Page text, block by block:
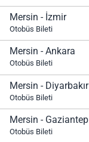
Mersin - İzmir
Otobüs Bileti
Mersin - Ankara
Otobüs Bileti
Mersin - Diyarbakır
Otobüs Bileti
Mersin - Gaziantep
Otobüs Bileti